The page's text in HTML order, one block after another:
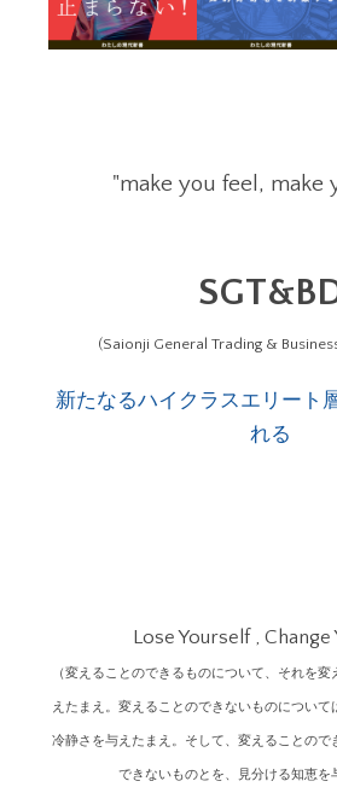
"make you feel, make
(Saionji General Trading &
新たなるハイクラスエリート
れる
Lose Yourself , Change
（変えることのできるものについて、それを
えたまえ。変えることのできないものについて
冷静さを与えたまえ。そして、変えることので
できないものとを、見分ける知恵を